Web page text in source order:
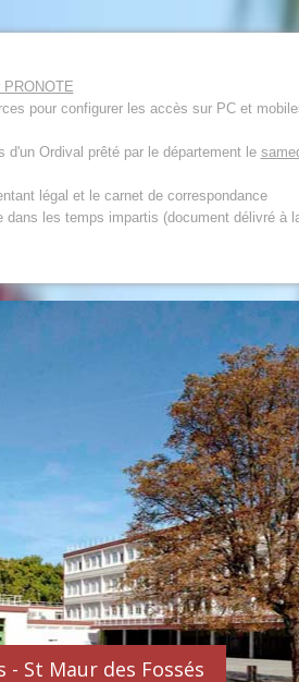
pour configurer les accès sur PC et
d'un Ordival prêté par le département le
légal et le carnet de correspondance
les temps impartis (document délivré à
- St Maur des Fossés